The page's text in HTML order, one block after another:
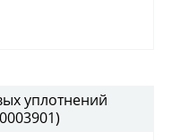
уплотнений